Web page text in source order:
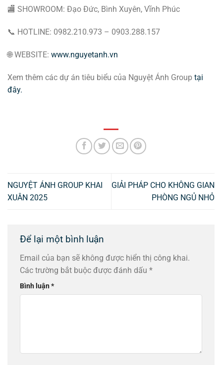
🏬 SHOWROOM: Đạo Đức, Bình Xuyên, Vĩnh Phúc
📞 HOTLINE: 0982.210.973 – 0903.288.157
🌐 WEBSITE: www.nguyetanh.vn
Xem thêm các dự án tiêu biểu của Nguyệt Ánh Group tại
đây.
NGUYỆT ÁNH GROUP KHAI
XUÂN 2025
GIẢI PHÁP CHO KHÔNG GIAN
PHÒNG NGỦ NHỎ
Để lại một bình luận
Email của bạn sẽ không được hiển thị công khai.
Các trường bắt buộc được đánh dấu *
Bình luận*